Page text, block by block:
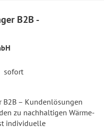
B2B -
sofort
B2B – Kundenlösungen
zu nachhaltigen Wärme-
individuelle